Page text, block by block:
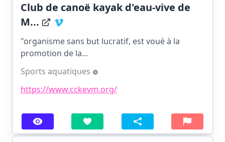
Club de canoë kayak d'eau-vive de
M...
"organisme sans but lucratif, est voué à la
promotion de la...
Sports aquatiques
https://www.cckevm.org/